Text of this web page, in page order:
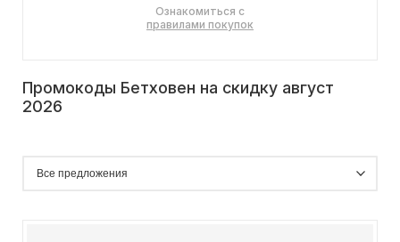
Ознакомиться с
правилами покупок
Промокоды Бетховен на скидку август
2026